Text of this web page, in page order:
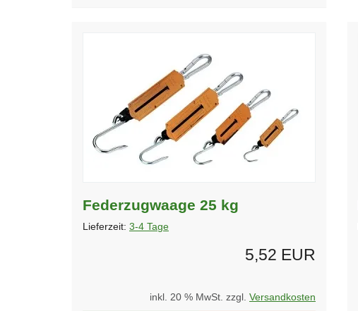
Federzugwaage 25 kg
Lieferzeit: 3-4 Tage
5,52 EUR
inkl. 20 % MwSt. zzgl. Versandkosten